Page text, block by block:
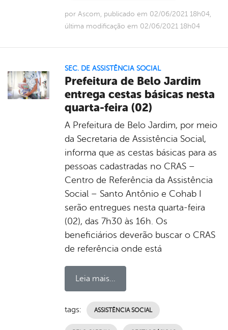
por Ascom, publicado em 02/06/2021 18h04,
última modificação em 02/06/2021 18h04
SEC. DE ASSISTÊNCIA SOCIAL
Prefeitura de Belo Jardim
entrega cestas básicas nesta
quarta-feira (02)
A Prefeitura de Belo Jardim, por meio
da Secretaria de Assistência Social,
informa que as cestas básicas para as
pessoas cadastradas no CRAS –
Centro de Referência da Assistência
Social – Santo Antônio e Cohab I
serão entregues nesta quarta-feira
(02), das 7h30 às 16h. Os
beneficiários deverão buscar o CRAS
de referência onde está
Leia mais...
tags: ASSISTÊNCIA SOCIAL